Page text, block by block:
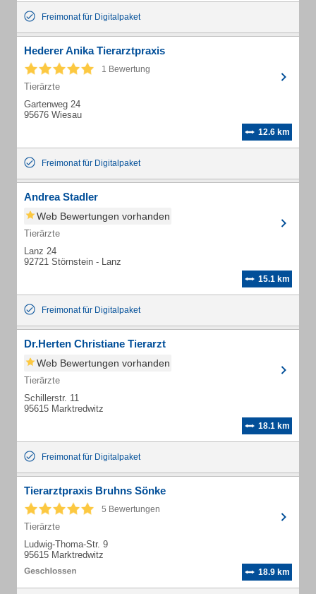
Freimonat für Digitalpaket
Hederer Anika Tierarztpraxis
1 Bewertung
Tierärzte
Gartenweg 24
95676 Wiesau
12.6 km
Freimonat für Digitalpaket
Andrea Stadler
Web Bewertungen vorhanden
Tierärzte
Lanz 24
92721 Störnstein - Lanz
15.1 km
Freimonat für Digitalpaket
Dr.Herten Christiane Tierarzt
Web Bewertungen vorhanden
Tierärzte
Schillerstr. 11
95615 Marktredwitz
18.1 km
Freimonat für Digitalpaket
Tierarztpraxis Bruhns Sönke
5 Bewertungen
Tierärzte
Ludwig-Thoma-Str. 9
95615 Marktredwitz
18.9 km